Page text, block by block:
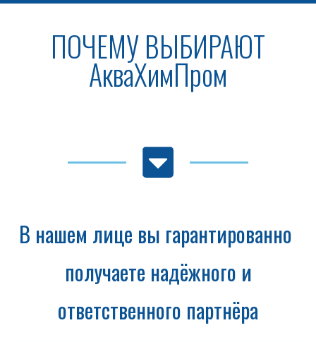
ПОЧЕМУ ВЫБИРАЮТ
АкваХимПром
В нашем лице вы гарантированно
получаете надёжного и
ответственного партнёра